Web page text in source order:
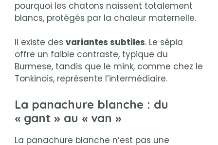
pourquoi les chatons naissent totalement
blancs, protégés par la chaleur maternelle.
Il existe des variantes subtiles. Le sépia
offre un faible contraste, typique du
Burmese, tandis que le mink, comme chez le
Tonkinois, représente l’intermédiaire.
La panachure blanche : du
« gant » au « van »
La panachure blanche n’est pas une